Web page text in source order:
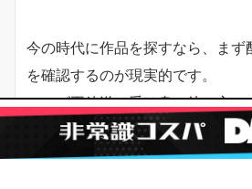
今の時代に作品を探すなら、まず
を確認するのが現実的です。
テレビ再放送は受け身の待ち方で
ルは自分のタイミングで探せる